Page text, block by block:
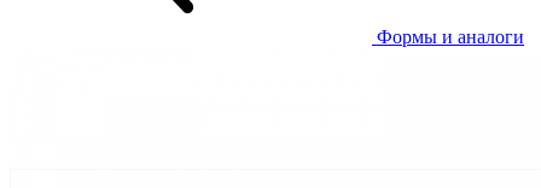
Формы и аналоги